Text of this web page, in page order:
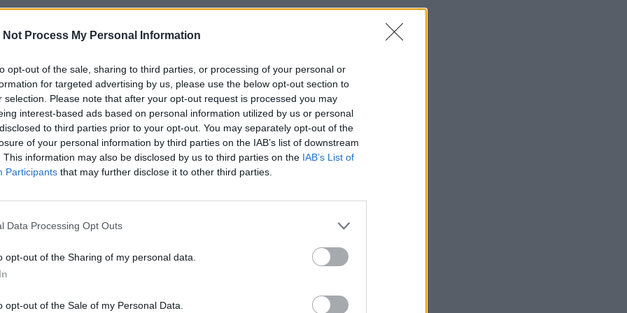
Not Process My Personal Information
opt-out of the sale, sharing to third parties, or processing of your personal or
for targeted advertising by us, please use the below opt-out section to
selection. Please note that after your opt-out request is processed you may
interest-based ads based on personal information utilized by us or personal
to third parties prior to your opt-out. You may separately opt-out of the
of your personal information by third parties on the IAB’s list of downstream
This information may also be disclosed by us to third parties on the IAB’s List of
Participants that may further disclose it to other third parties.
Data Processing Opt Outs
opt-out of the Sharing of my personal data.
opt-out of the Sale of my Personal Data.
agosto 2024per presentare la propria candidatura per la
Action, in collaborazione con le Università e gli Incubatori Universitari lombardi.
Politecnico di Milano, la Startcup è diventata un pilastro dell’ecosistema innovativo lombardo,
1,1 milioni di eurodal 2016 grazie al supporto regionale. Startcup Lombardia non è solo
parte di un più ampio progetto volto a sostenere l’innovazione nella regione. Quest’anno,
si terranno due eventi chiave: Startcup 4 motori d’Europa e il Matching Day – collegato
– che mirano a creare connessioni tra startup e fondi di Venture Capital. Questi eventi si
ottobre a Palazzo Lombardia.
a aspiranti imprenditori, gruppi di lavoro e imprese costituite. Per l’edizione 2024, il
umentato a 155 mila euro
, da assegnare ai migliori progetti in quattro categorie: ICT &
Life Science & MedTech e CleanTech & Energy. Ogni categoria avrà un vincitore
Oltre ai premi di categoria, saranno assegnati Premi Speciali per la Sostenibilità – Climate
ciascuno del valore di 25 mila euro. Quest’anno, sarà prevista una maggiorazione di ulteriori
dedicati alla sicurezza sul lavoro, evidenziando l’attenzione di Regione Lombardia su questo